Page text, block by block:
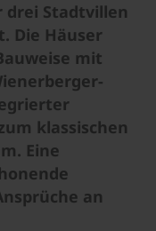
drei Stadtvillen
Die Häuser
mit
klassischen
Eine
an